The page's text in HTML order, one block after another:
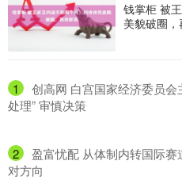
钱掌柜 被
美貌破圈
1
创高网 白宫国家经济委员会
处理” 审慎决策
2
盈富忧配 从体制内转国际
对方向